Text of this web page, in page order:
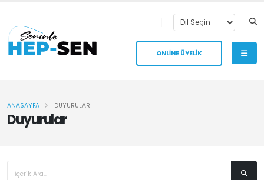
ONLİNE ÜYELİK
Duyurular
ANASAYFA DUYURULAR